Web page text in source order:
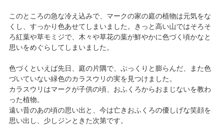
このところの急な冷え込みで、マークの家の庭の植物は元気をな
くし、すっかり色あせてしまいました。きっと高い山ではそろそ
ろ紅葉や草モミジで、木々や草花の葉が鮮やかに色づく頃かなと
思いをめぐらしてしまいました。
色づくといえば先日、庭の片隅で、ぷっくりと膨らんだ、また色
づいていない緑色のカラスウリの実を見つけました。
カラスウリはマークが子供の頃、おふくろからおまじないを教わ
った植物。
遠い昔のあの頃の思い出と、今は亡きおふくろの優しげな笑顔を
思い出し、少しジンときた次第です。